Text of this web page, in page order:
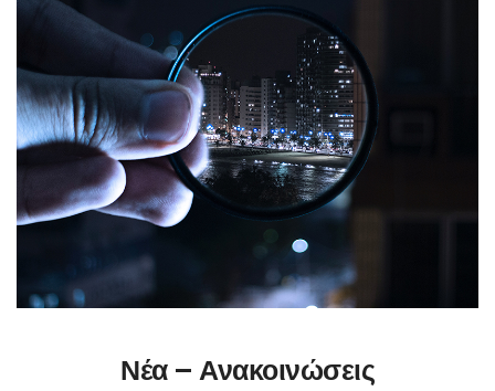
Νέα – Ανακοινώσεις